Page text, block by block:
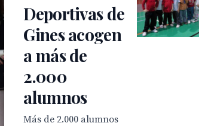
Deportivas de
Gines acogen
a más de
2.000
alumnos
Más de 2.000 alumnos